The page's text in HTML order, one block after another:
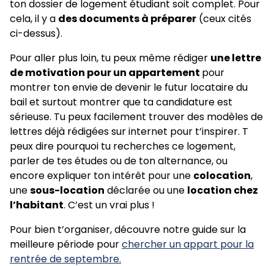
ton dossier de logement étudiant soit complet. Pour
cela, il y a des documents à préparer (ceux cités
ci-dessus).
Pour aller plus loin, tu peux même rédiger une lettre
de motivation pour un appartement pour
montrer ton envie de devenir le futur locataire du
bail et surtout montrer que ta candidature est
sérieuse. Tu peux facilement trouver des modèles de
lettres déjà rédigées sur internet pour t’inspirer. T
peux dire pourquoi tu recherches ce logement,
parler de tes études ou de ton alternance, ou
encore expliquer ton intérêt pour une colocation,
unesous-location déclarée ou une location chez
l’habitant. C’est un vrai plus !
Pour bien t’organiser, découvre notre guide sur la
meilleure période pourchercher un appart pour la
rentrée de septembre.